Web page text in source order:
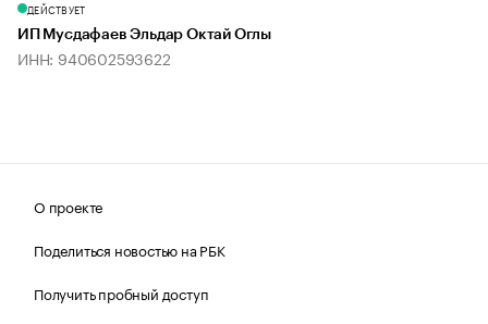
ДЕЙСТВУЕТ
ИП Мусдафаев Эльдар Октай Оглы
ИНН: 940602593622
О проекте
Поделиться новостью на РБК
Получить пробный доступ